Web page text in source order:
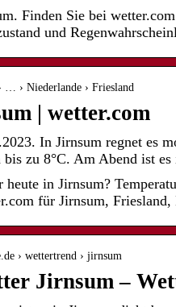
Finden Sie bei
und
… › Niederlande › Friesland
| wetter.com
In Jirnsum regnet es
bis zu 8°C. Am Abend ist
in Jirnsum?
für Jirnsum, Friesland,
› wettertrend › jirnsum
Jirnsum –